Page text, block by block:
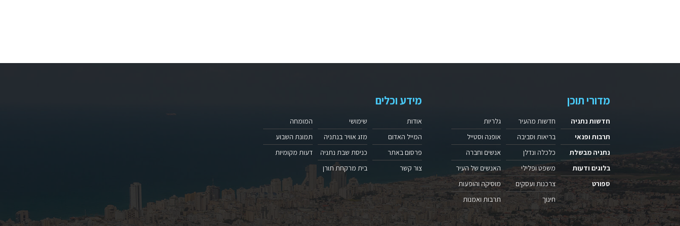
מדורי תוכן
חדשות נתניה
תרבות ופנאי
נתניה מבשלת
בלוגים ודעות
ספורט
חדשות מהעיר
בריאות וסביבה
כלכלה ונדלן
משפט ופלילי
צרכנות ועסקים
חינוך
גלריות
אופנה וסטייל
אנשים וחברה
האנשים של העיר
מוסיקה והופעות
תרבות ואמנות
מידע וכלים
אודות
המייל האדום
פרסום באתר
צור קשר
שימושי
מזג אוויר בנתניה
כניסת שבת נתניה
בית מרקחת תורן
המומחה
תמונת השבוע
דעות מקומיות